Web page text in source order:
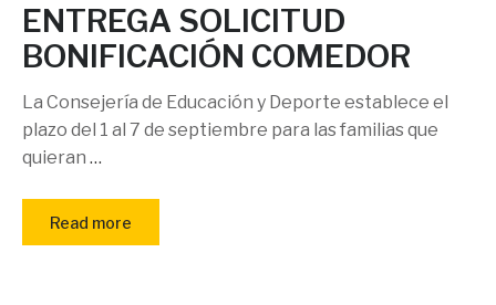
ENTREGA SOLICITUD
BONIFICACIÓN COMEDOR
La Consejería de Educación y Deporte establece el
plazo del 1 al 7 de septiembre para las familias que
quieran …
Read more